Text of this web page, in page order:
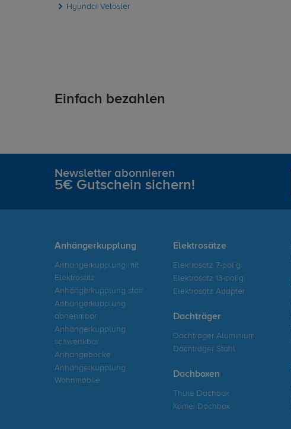
Hyundai Veloster
Einfach bezahlen
Newsletter abonnieren
5€ Gutschein sichern!
Anhängerkupplung
Anhängerkupplung mit
Elektrosatz
Anhängerkupplung starr
Anhängerkupplung
abnehmbar
Anhängerkupplung
schwenkbar
Anhängeböcke
Anhängerkupplung
Wohnmobile
Elektrosätze
Elektrosatz 7-polig
Elektrosatz 13-polig
Elektrosatz Adapter
Dachträger
Dachträger Aluminium
Dachträger Stahl
Dachboxen
Thule Dachbox
Kamei Dachbox